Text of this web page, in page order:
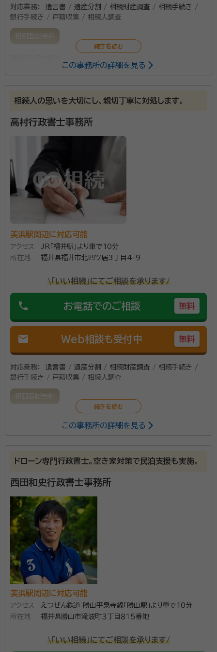
対応業務：
遺言書 / 遺産分割 / 相続財産調査 / 相続手続き /
銀行手続き / 戸籍収集 / 相続人調査
初回面談無料
この事務所の詳細を見る
相続人の思いを大切にし、親切丁寧に対処します。
高村行政書士事務所
美浜駅周辺に対応可能
アクセス
JR「福井駅」より車で10分
所在地
福井県福井市北四ツ居3丁目4-9
\「いい相続」にてご相談を承ります/
phone お電話でのご相談 無料
mail Web相談も受付中 無料
対応業務：
遺言書 / 遺産分割 / 相続財産調査 / 相続手続き /
銀行手続き / 戸籍収集 / 相続人調査
初回面談無料
相続人の調査、相続財産の調査、遺産分割協議書の作成
ること、分からない事があれば、お気軽にお問い合わせ
ください。
この事務所の詳細を見る
ドローン専門行政書士。空き家対策で民泊支援も実施。
西田和史行政書士事務所
美浜駅周辺に対応可能
アクセス
えつぜん鉄道 勝山平泉寺線「勝山駅」より車で10分
所在地
福井県勝山市滝波町３丁目８１５番地
\「いい相続」にてご相談を承ります/